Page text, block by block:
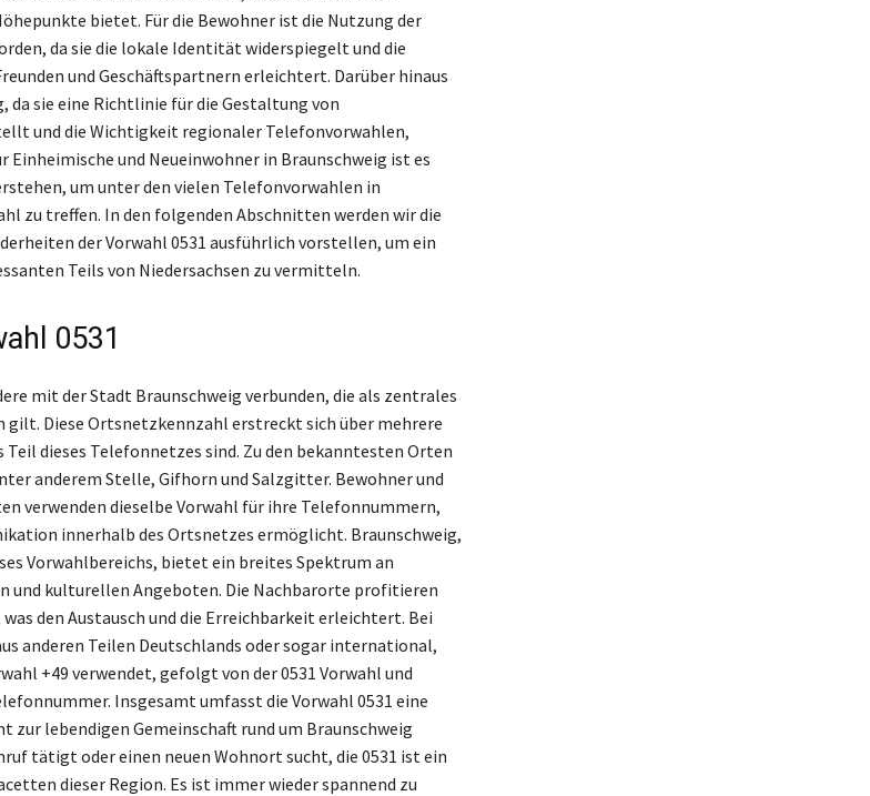
bietet. Für die Bewohner ist die Nutzung der
da sie die lokale Identität widerspiegelt und die
und Geschäftspartnern erleichtert. Darüber hinaus
da sie eine Richtlinie für die Gestaltung von
und die Wichtigkeit regionaler Telefonvorwahlen,
und Neueinwohner in Braunschweig ist es
um unter den vielen Telefonvorwahlen in
zu treffen. In den folgenden Abschnitten werden wir die
der Vorwahl 0531 ausführlich vorstellen, um ein
Teils von Niedersachsen zu vermitteln.
0531
mit der Stadt Braunschweig verbunden, die als zentrales
gilt. Diese Ortsnetzkennzahl erstreckt sich über mehrere
dieses Telefonnetzes sind. Zu den bekanntesten Orten
anderem Stelle, Gifhorn und Salzgitter. Bewohner und
verwenden dieselbe Vorwahl für ihre Telefonnummern,
innerhalb des Ortsnetzes ermöglicht. Braunschweig,
Vorwahlbereichs, bietet ein breites Spektrum an
und kulturellen Angeboten. Die Nachbarorte profitieren
den Austausch und die Erreichbarkeit erleichtert. Bei
anderen Teilen Deutschlands oder sogar international,
+49 verwendet, gefolgt von der 0531 Vorwahl und
Insgesamt umfasst die Vorwahl 0531 eine
zur lebendigen Gemeinschaft rund um Braunschweig
tätigt oder einen neuen Wohnort sucht, die 0531 ist ein
dieser Region. Es ist immer wieder spannend zu